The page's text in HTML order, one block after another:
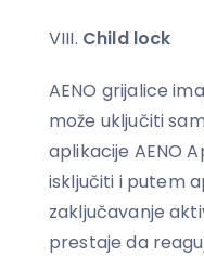
Child lock
AENO grijalice
može uključiti
aplikacije AENO
isključiti i putem
zaključavanje
prestaje da